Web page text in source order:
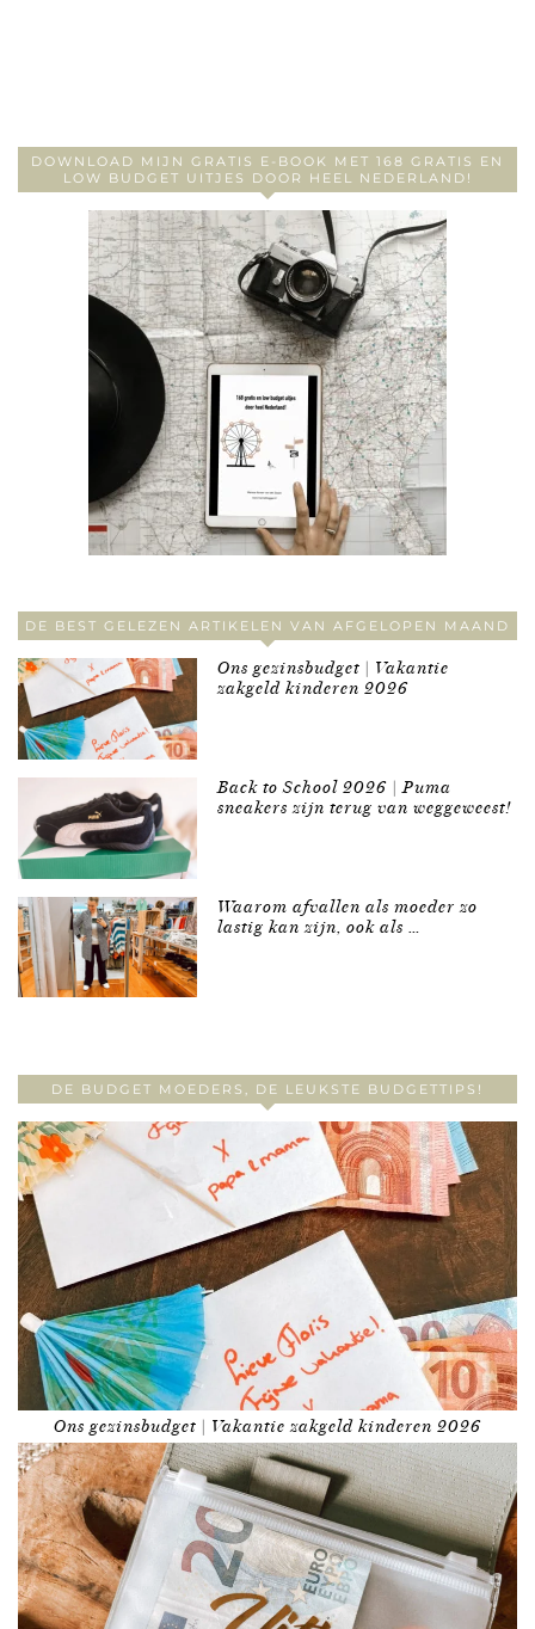
DOWNLOAD MIJN GRATIS E-BOOK MET 168 GRATIS EN
LOW BUDGET UITJES DOOR HEEL NEDERLAND!
DE BEST GELEZEN ARTIKELEN VAN AFGELOPEN MAAND
Ons gezinsbudget | Vakantie
zakgeld kinderen 2026
Back to School 2026 | Puma
sneakers zijn terug van weggeweest!
Waarom afvallen als moeder zo
lastig kan zijn, ook als …
DE BUDGET MOEDERS, DE LEUKSTE BUDGETTIPS!
Ons gezinsbudget | Vakantie zakgeld kinderen 2026